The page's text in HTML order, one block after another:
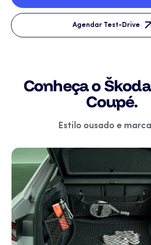
Agendar Test-Drive
Conheça o
Coupé.
Estilo ousado e